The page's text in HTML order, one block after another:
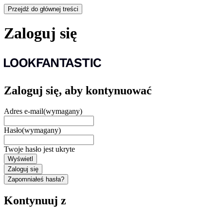
Przejdź do głównej treści
Zaloguj się
Zaloguj się, aby kontynuować
Adres e-mail(wymagany)
Hasło(wymagany)
Twoje hasło jest ukryte
Wyświetl
Zaloguj się
Zapomniałeś hasła?
Kontynuuj z